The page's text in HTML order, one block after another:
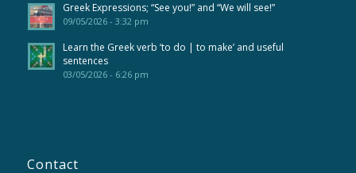
Greek Expressions; “See you!” and “We will see!”
09/05/2026 - 3:32 pm
Learn the Greek verb ‘to do | to make’ and useful
sentences
03/05/2026 - 6:26 pm
Contact